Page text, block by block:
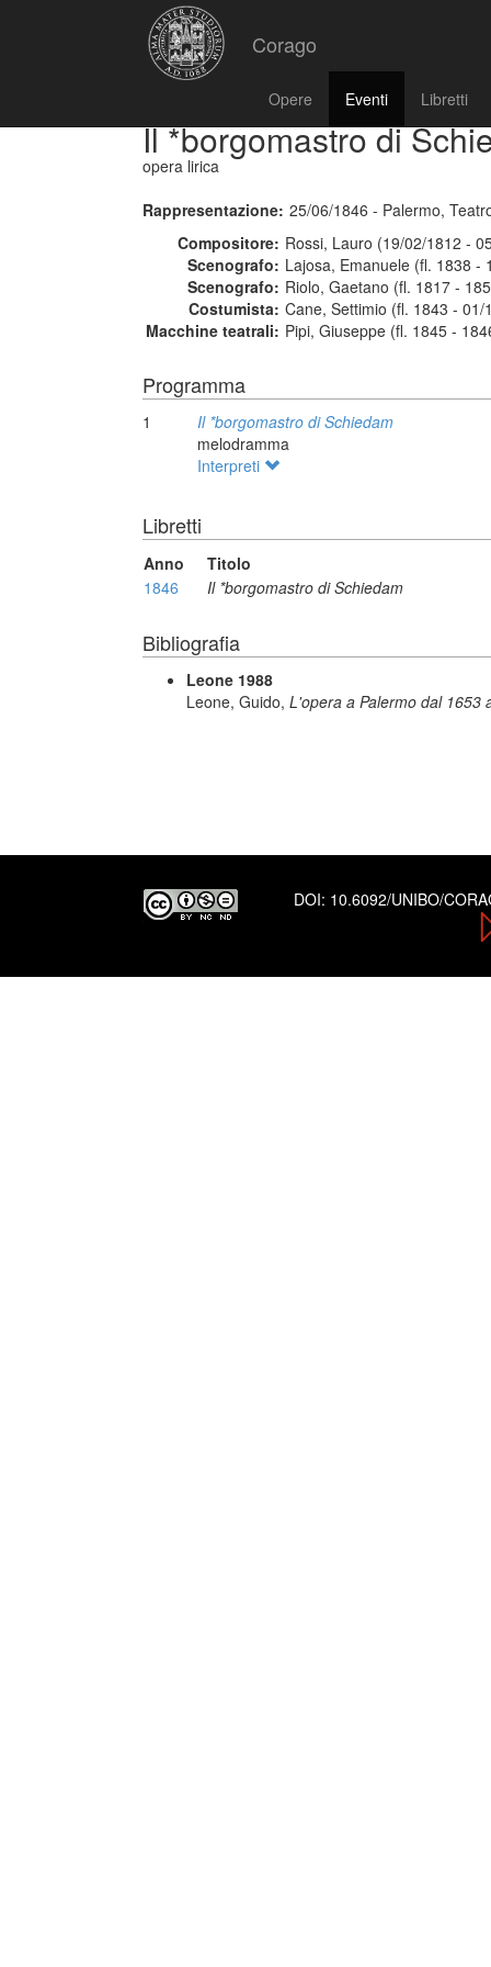
Corago
Opere Eventi Libretti
Il *borgomastro di
opera lirica
Rappresentazione: 25/06/1846 - Palermo,
Compositore: Rossi, Lauro (19/02/1812 -
Scenografo: Lajosa, Emanuele (fl. 1838 -
Scenografo: Riolo, Gaetano (fl. 1817 -
Costumista: Cane, Settimio (fl. 1843 - 01/
Macchine teatrali: Pipi, Giuseppe (fl. 1845 -
Programma
1
Il *borgomastro di Schiedam
melodramma
Interpreti
Libretti
Anno
Titolo
1846
Il *borgomastro di Schiedam
Bibliografia
Leone 1988
Leone, Guido, L'opera a Palermo dal 1653
DOI: 10.6092/UNIBO/